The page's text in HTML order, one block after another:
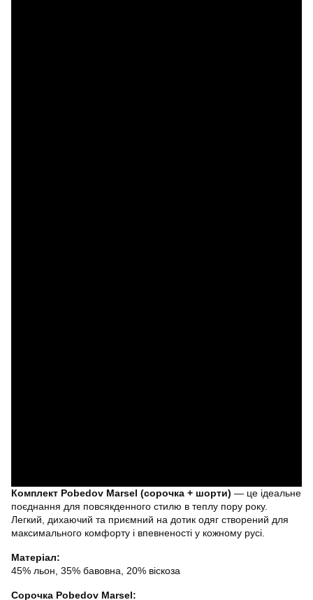
Комплект Pobedov Marsel (сорочка + шорти) — це ідеальне
поєднання для повсякденного стилю в теплу пору року.
Легкий, дихаючий та приємний на дотик одяг створений для
максимального комфорту і впевненості у кожному русі.
Матеріал:
45% льон, 35% бавовна, 20% віскоза
Сорочка Pobedov Marsel: